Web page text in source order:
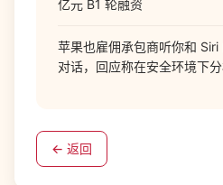
亿元 B1 轮融资
苹果也雇佣承包商听你和 Siri
对话，回应称在安全环境下
← 返回